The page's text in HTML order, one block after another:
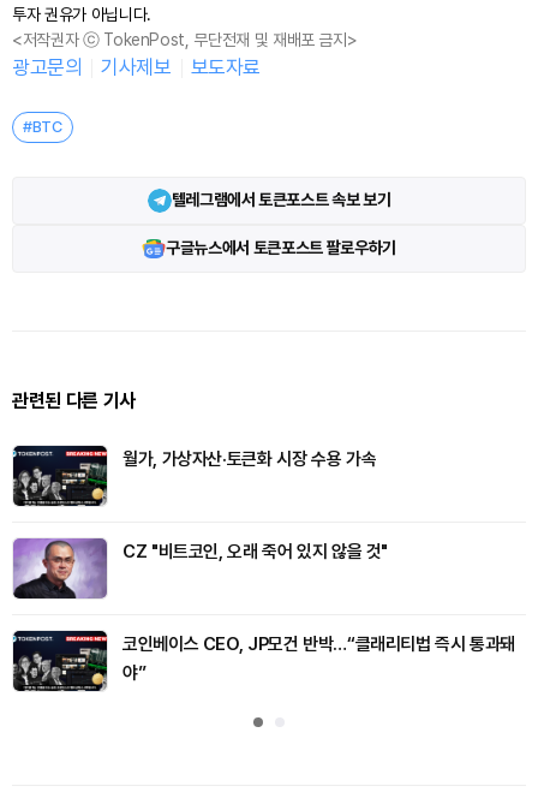
투자 권유가 아닙니다.
<저작권자 ⓒ TokenPost, 무단전재 및 재배포 금지>
광고문의 기사제보 보도자료
#BTC
텔레그램에서 토큰포스트 속보 보기
구글뉴스에서 토큰포스트 팔로우하기
관련된 다른 기사
월가, 가상자산·토큰화 시장 수용 가속
CZ "비트코인, 오래 죽어 있지 않을 것"
코인베이스 CEO, JP모건 반박…“클래리티법 즉시 통과돼
야”